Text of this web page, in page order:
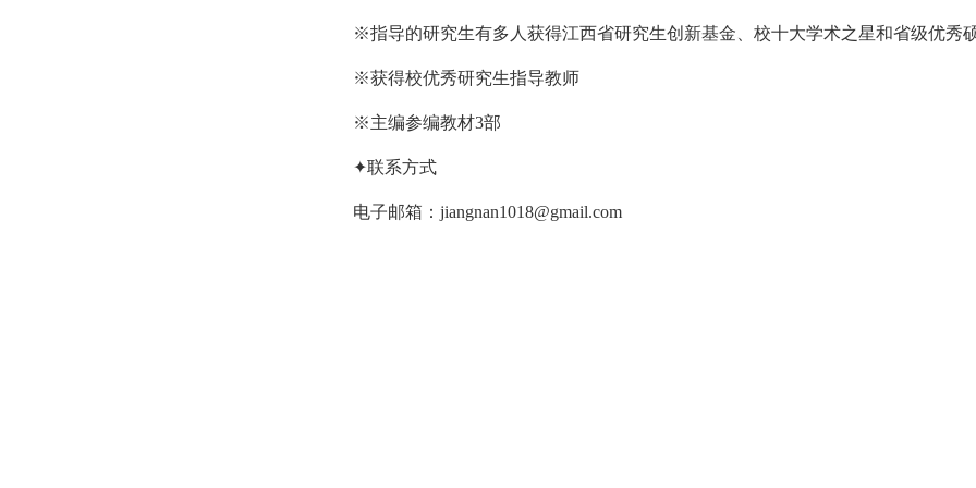
※指导的研究生有多人获得江西省研究生创新基金、校十大学术之星和省级优秀
※获得校优秀研究生指导教师
※主编参编教材3部
✦联系方式
电子邮箱：jiangnan1018@gmail.com